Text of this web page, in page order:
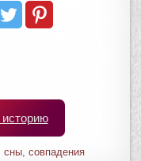
историю
сны,совпадения